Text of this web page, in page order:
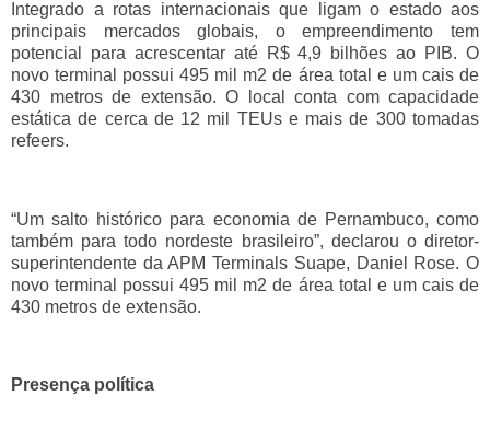
Integrado a rotas internacionais que ligam o estado aos
principais mercados globais, o empreendimento tem
potencial para acrescentar até R$ 4,9 bilhões ao PIB. O
novo terminal possui 495 mil m2 de área total e um cais de
430 metros de extensão. O local conta com capacidade
estática de cerca de 12 mil TEUs e mais de 300 tomadas
refeers.
“Um salto histórico para economia de Pernambuco, como
também para todo nordeste brasileiro”, declarou o diretor-
superintendente da APM Terminals Suape, Daniel Rose. O
novo terminal possui 495 mil m2 de área total e um cais de
430 metros de extensão.
Presença política